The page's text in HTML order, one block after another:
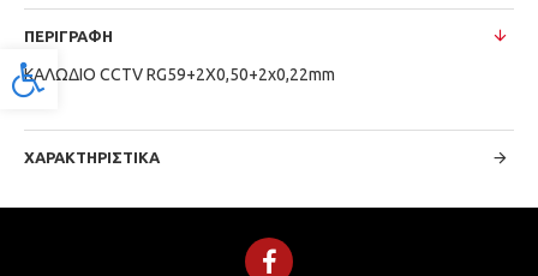
Προσβασιμότητα
ΠΕΡΙΓΡΑΦΉ
ΚΑΛΩΔΙΟ CCTV RG59+2X0,50+2x0,22mm
ΧΑΡΑΚΤΗΡΙΣΤΙΚΆ